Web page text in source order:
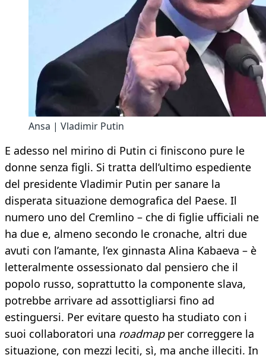
Ansa | Vladimir Putin
E adesso nel mirino di Putin ci finiscono pure le
donne senza figli. Si tratta dell’ultimo espediente
del presidente Vladimir Putin per sanare la
disperata situazione demografica del Paese. Il
numero uno del Cremlino – che di figlie ufficiali ne
ha due e, almeno secondo le cronache, altri due
avuti con l’amante, l’ex ginnasta Alina Kabaeva – è
letteralmente ossessionato dal pensiero che il
popolo russo, soprattutto la componente slava,
potrebbe arrivare ad assottigliarsi fino ad
estinguersi. Per evitare questo ha studiato con i
suoi collaboratori una roadmapper correggere la
situazione, con mezzi leciti, sì, ma anche illeciti. In